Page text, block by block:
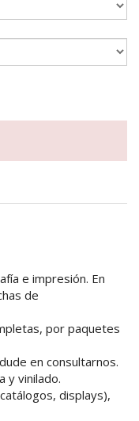
e impresión. En
de
por paquetes
en consultarnos.
y vinilado.
displays),